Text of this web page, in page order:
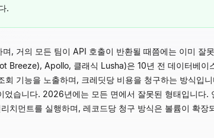
.
, 거의 모든 팀이 API 호출이 반환될 때쯤에는 이미 잘
Breeze), Apollo, 클래식 Lusha)은 10년 전 데이터베이
회 기능을 노출하며, 크레딧당 비용을 청구하는 방식입
었습니다. 2026년에는 모든 면에서 잘못된 형태입니
치먼트를 실행하며, 레코드당 청구 방식은 볼륨이 확